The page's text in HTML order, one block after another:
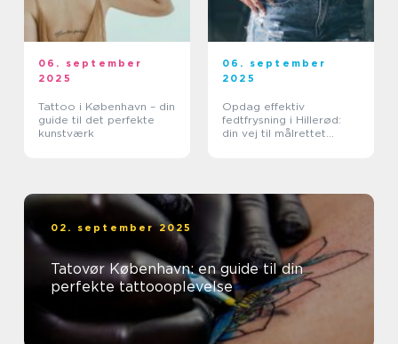
06. september
2025
Tattoo i København – din
guide til det perfekte
kunstværk
06. september
2025
Opdag effektiv
fedtfrysning i Hillerød:
din vej til målrettet
02. september 2025
Tatovør København: en guide til din
perfekte tattoooplevelse